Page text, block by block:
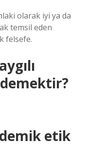
olarak iyi ya da
temsil eden
felsefe.
etik